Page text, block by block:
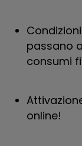
passano
consumi
online!